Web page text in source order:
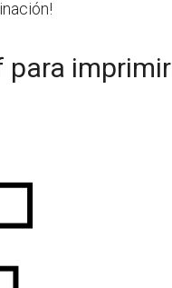
para imprimir